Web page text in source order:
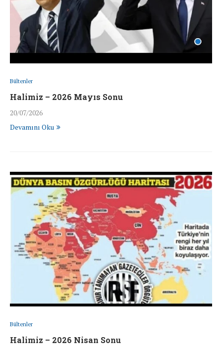
Bültenler
Halimiz – 2026 Mayıs Sonu
20/07/2026
Devamını Oku
Bültenler
Halimiz – 2026 Nisan Sonu